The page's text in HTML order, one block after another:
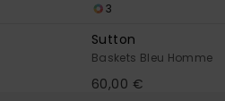
3
Sutton
Baskets Bleu Homme
60,00 €